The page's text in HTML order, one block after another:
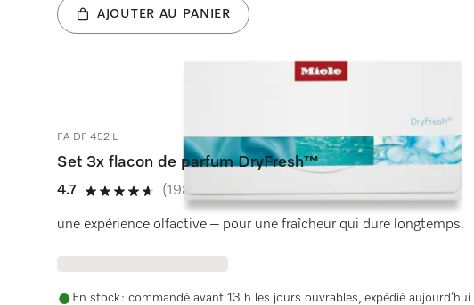
AJOUTER AU PANIER
FA DF 452 L
Set 3x flacon de parfum DryFresh™
4.7
4.7 étoiles sur 5
(198 critiques)
une expérience olfactive – pour une fraîcheur qui dure longtemps.
En stock : commandé avant 13 h les jours ouvrables, expédié aujourd’hui